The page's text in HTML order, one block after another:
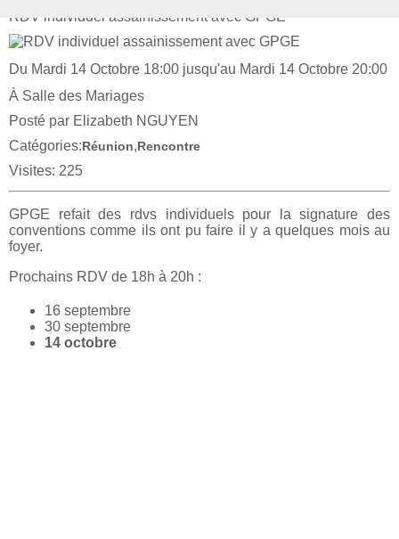
RDV individuel assainissement avec GPGE
Du Mardi 14 Octobre 18:00 jusqu'au Mardi 14 Octobre 20:00
À Salle des Mariages
Posté par Elizabeth NGUYEN
Catégories:Réunion,Rencontre
Visites: 225
GPGE refait des rdvs individuels pour la signature des
conventions comme ils ont pu faire il y a quelques mois au
foyer.
Prochains RDV de 18h à 20h :
16 septembre
30 septembre
14 octobre